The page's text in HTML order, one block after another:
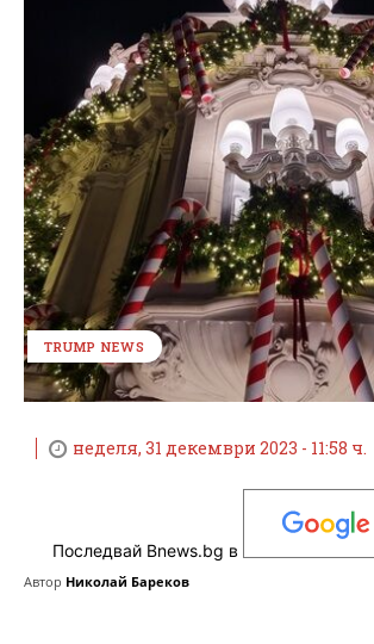
TRUMP NEWS
неделя, 31 декември 2023 - 11:58 ч.
Последвай Bnews.bg в
Автор Николай Бареков